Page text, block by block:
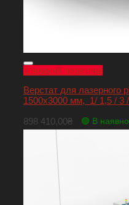
Швидкий перегляд
Верстат для лазерного
1500х3000 мм, 1/ 1,5 / 3
898 410,00₴ 🟢 В